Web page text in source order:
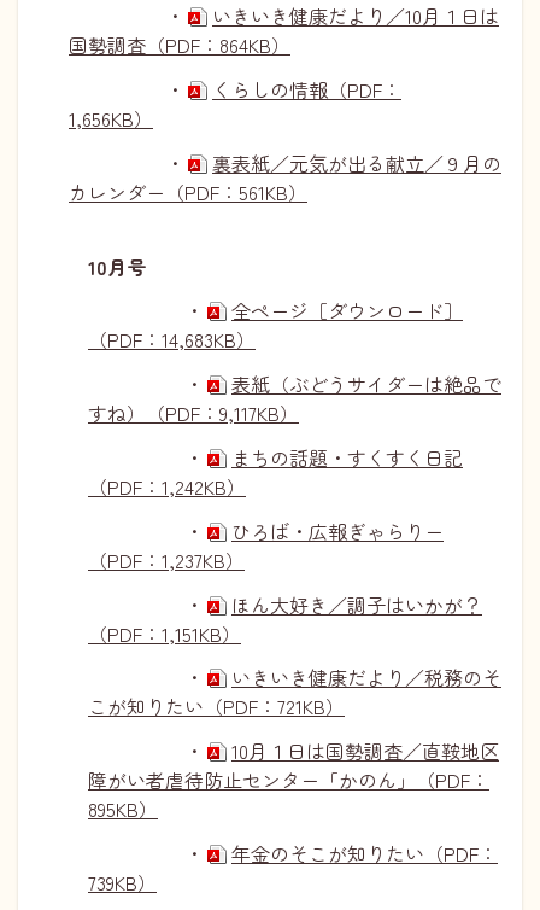
・
いきいき健康だより／10月１日は
国勢調査（PDF：864KB）
・
くらしの情報（PDF：
1,656KB）
・
裏表紙／元気が出る献立／９月の
カレンダー（PDF：561KB）
10月号
・
全ページ［ダウンロード］
（PDF：14,683KB）
・
表紙（ぶどうサイダーは絶品で
すね）（PDF：9,117KB）
・
まちの話題・すくすく日記
（PDF：1,242KB）
・
ひろば・広報ぎゃらりー
（PDF：1,237KB）
・
ほん大好き／調子はいかが？
（PDF：1,151KB）
・
いきいき健康だより／税務のそ
こが知りたい（PDF：721KB）
・
10月１日は国勢調査／直鞍地区
障がい者虐待防止センター「かのん」（PDF：
895KB）
・
年金のそこが知りたい（PDF：
739KB）